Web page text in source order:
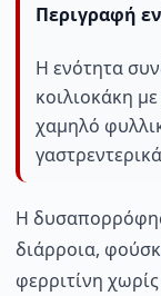
Περιγραφή
Η ενότητα
κοιλιοκάκη
χαμηλό
Η
διάρροια,
φερριτίνη